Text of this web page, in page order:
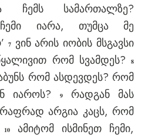
ჩემს სამართალზე?
ჩემი იარა, თუმცა მე
7ვინ არის იობის მსგავსი
რომ სვამდეს?8
რომ ასდევდეს? რომ
იაროს?
9რადგან მას
არგია კაცს, რომ
10ამიტომ ისმინეთ ჩემი,